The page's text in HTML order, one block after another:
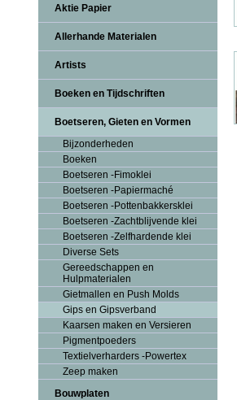
Aktie Papier
Allerhande Materialen
Artists
Boeken en Tijdschriften
Boetseren, Gieten en Vormen
Bijzonderheden
Boeken
Boetseren -Fimoklei
Boetseren -Papiermaché
Boetseren -Pottenbakkersklei
Boetseren -Zachtblijvende klei
Boetseren -Zelfhardende klei
Diverse Sets
Gereedschappen en
Hulpmaterialen
Gietmallen en Push Molds
Gips en Gipsverband
Kaarsen maken en Versieren
Pigmentpoeders
Textielverharders -Powertex
Zeep maken
Bouwplaten